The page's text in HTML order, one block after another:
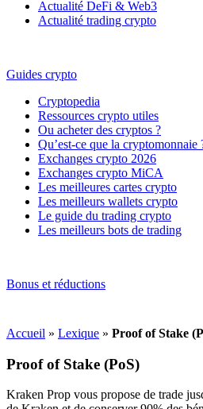
Actualité DeFi & Web3
Actualité trading crypto
Guides crypto
Cryptopedia
Ressources crypto utiles
Ou acheter des cryptos ?
Qu’est-ce que la cryptomonnaie
Exchanges crypto 2026
Exchanges crypto MiCA
Les meilleures cartes crypto
Les meilleurs wallets crypto
Le guide du trading crypto
Les meilleurs bots de trading
Bonus et réductions
Accueil » Lexique » Proof of Stake
Proof of Stake (PoS)
Kraken Prop vous propose de trade